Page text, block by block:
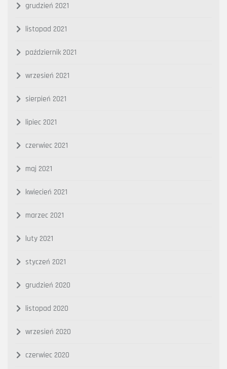
grudzień 2021
listopad 2021
październik 2021
wrzesień 2021
sierpień 2021
lipiec 2021
czerwiec 2021
maj 2021
kwiecień 2021
marzec 2021
luty 2021
styczeń 2021
grudzień 2020
listopad 2020
wrzesień 2020
czerwiec 2020